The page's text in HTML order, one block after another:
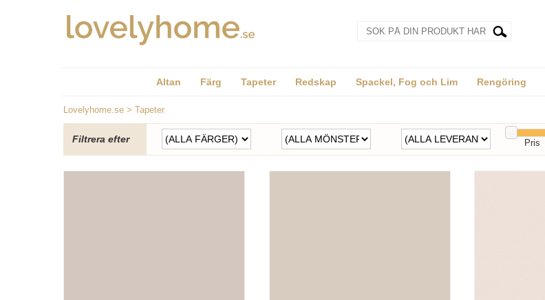
Altan Färg Tapeter Redskap Spackel, Fog och Lim Rengöring
Lovelyhome.se > Tapeter
Filtrera efter Pris